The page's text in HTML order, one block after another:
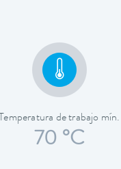
Temperatura de trabajo mín.
70 °C